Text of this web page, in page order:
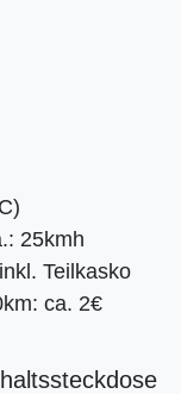
25kmh
Teilkasko
ca. 2€